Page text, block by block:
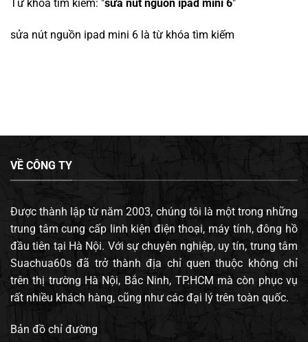
Từ khóa tìm kiếm: "sửa nút nguồn ipad mini 6"
sửa nút nguồn ipad mini 6 là từ khóa tìm kiếm
VỀ CÔNG TY
Được thành lập từ năm 2003, chúng tôi là một trong những
trung tâm cung cấp linh kiện điện thoại, máy tính, đông hồ
đầu tiên tại Hà Nội. Với sự chuyên nghiệp, uy tín, trung tâm
Suachua60s đã trở thành địa chỉ quen thuộc không chỉ
trên thị trường Hà Nội, Bắc Ninh, TP.HCM mà còn phục vụ
rất nhiều khách hàng, cũng như các đại lý trên toàn quốc.
Bản đồ chỉ đường